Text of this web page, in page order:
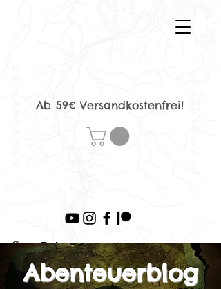
Ab 59€ Versandkostenfrei!
> Beitrag
Abenteuerblog